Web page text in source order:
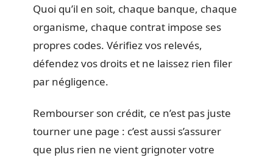
Quoi qu’il en soit, chaque banque, chaque
organisme, chaque contrat impose ses
propres codes. Vérifiez vos relevés,
défendez vos droits et ne laissez rien filer
par négligence.
Rembourser son crédit, ce n’est pas juste
tourner une page : c’est aussi s’assurer
que plus rien ne vient grignoter votre